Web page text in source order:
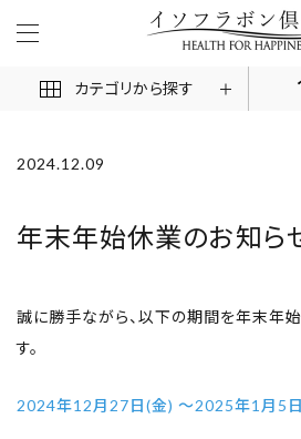
カテゴリから探す
ACCOUNT MENU
商品一覧
お悩みから探す
2024.12.09
年末年始休業のお知ら
誠に勝手ながら、以下の期間を年末年
す。
2024年12月27日(金) ～2025年1月5